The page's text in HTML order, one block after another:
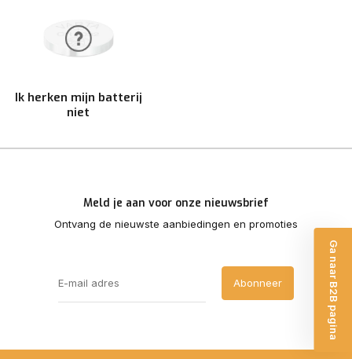
Ik herken mijn batterij
niet
Meld je aan voor onze nieuwsbrief
Ontvang de nieuwste aanbiedingen en promoties
Abonneer Ga naar B2B pagina